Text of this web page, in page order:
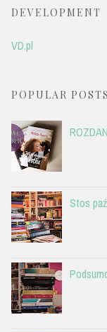
DEVELOPMENT
VD.pl
POPULAR POSTS
Stos